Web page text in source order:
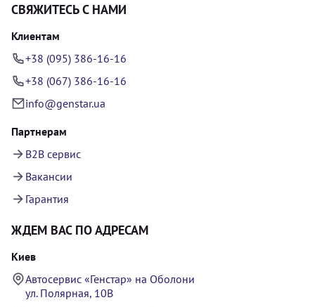
СВЯЖИТЕСЬ С НАМИ
Клиентам
+38 (095) 386-16-16
+38 (067) 386-16-16
info@genstar.ua
Партнерам
B2B сервис
Вакансии
Гарантия
ЖДЕМ ВАС ПО АДРЕСАМ
Киев
Автосервис «Генстар» на Оболони
ул. Полярная, 10В